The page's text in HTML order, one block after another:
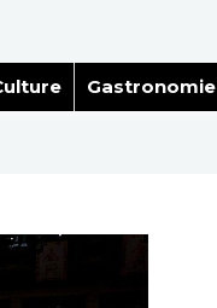
Gastronomie